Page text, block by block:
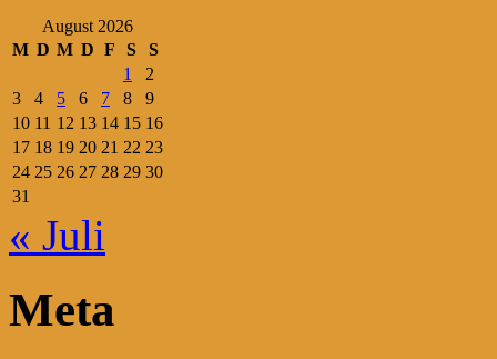
August 2026
M D M D F S
S
1
2
3
4 5 6 7 8
9
10 11 12 13 14 15 16
17 18 19 20 21 22 23
24 25 26 27 28 29 30
31
« Juli
Meta